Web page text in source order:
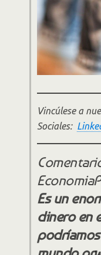
Vincúlese a
Sociales:
Es un
dinero en